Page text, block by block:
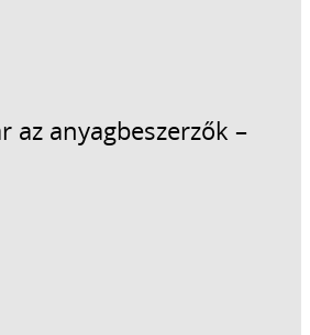
anyagbeszerzők –